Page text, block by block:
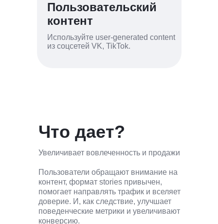
Пользовательский
контент
Используйте user-generated content
из соцсетей VK, TikTok.
Что дает?
Увеличивает вовлеченность и продажи
Пользователи обращают внимание на
контент, формат stories привычен,
помогает направлять трафик и вселяет
доверие. И, как следствие, улучшает
поведенческие метрики и увеличивают
конверсию.